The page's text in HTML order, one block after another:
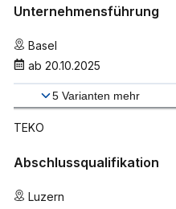
Unternehmensführung
Basel
ab 20.10.2025
5 Varianten mehr
TEKO
Abschlussqualifikation
Luzern